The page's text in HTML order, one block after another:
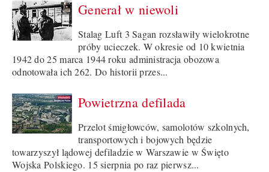
Generał w niewoli
Stalag Luft 3 Sagan rozsławiły wielokrotne
próby ucieczek. W okresie od 10 kwietnia
1942 do 25 marca 1944 roku administracja obozowa
odnotowała ich 262. Do historii przes...
Powietrzna defilada
Przelot śmigłowców, samolotów szkolnych,
transportowych i bojowych będzie
towarzyszył lądowej defiladzie w Warszawie w Święto
Wojska Polskiego. 15 sierpnia po raz pierwsz...